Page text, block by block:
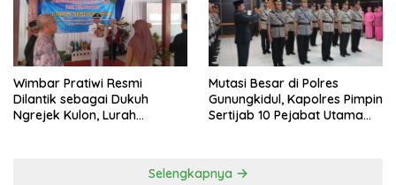
Wimbar Pratiwi Resmi
Dilantik sebagai Dukuh
Ngrejek Kulon, Lurah
Mutasi Besar di Polres
Gunungkidul, Kapolres Pimpin
Sertijab 10 Pejabat Utama
Selengkapnya